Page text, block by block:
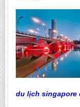
du lịch singapore